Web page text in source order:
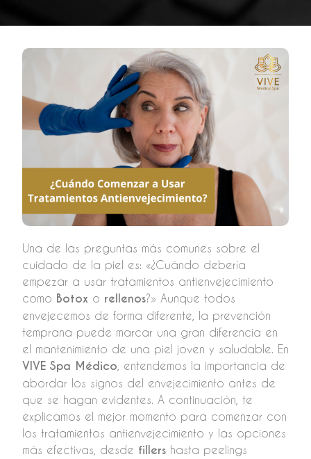
Una de las preguntas más comunes sobre el
cuidado de la piel es: «¿Cuándo debería
empezar a usar tratamientos antienvejecimiento
como Botox o rellenos?» Aunque todos
envejecemos de forma diferente, la prevención
temprana puede marcar una gran diferencia en
el mantenimiento de una piel joven y saludable. En
VIVE Spa Médico , entendemos la importancia de
abordar los signos del envejecimiento antes de
que se hagan evidentes. A continuación, te
explicamos el mejor momento para comenzar con
los tratamientos antienvejecimiento y las opciones
más efectivas, desde fillers hasta peelings